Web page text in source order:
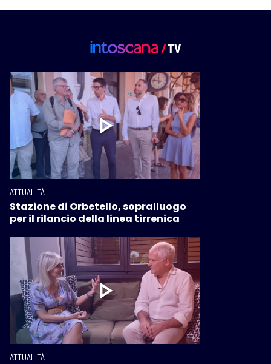
ATTUALITÀ
Stazione di Orbetello, sopralluogo
per il rilancio della linea tirrenica
ATTUALITÀ